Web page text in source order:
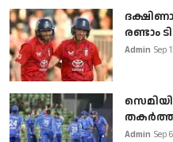
രണ്ടാം
Admin Sep
Admin Sep